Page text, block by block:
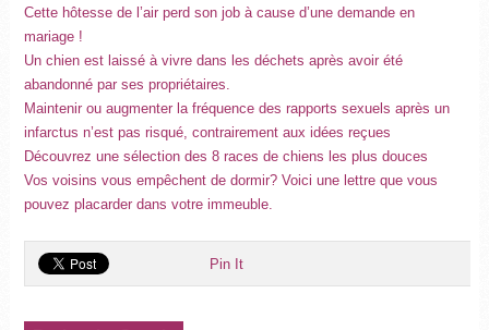
Cette hôtesse de l’air perd son job à cause d’une demande en
mariage !
Un chien est laissé à vivre dans les déchets après avoir été
abandonné par ses propriétaires.
Maintenir ou augmenter la fréquence des rapports sexuels après un
infarctus n’est pas risqué, contrairement aux idées reçues
Découvrez une sélection des 8 races de chiens les plus douces
Vos voisins vous empêchent de dormir? Voici une lettre que vous
pouvez placarder dans votre immeuble.
Pin It